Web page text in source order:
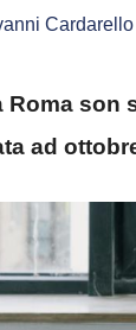
Cardarello
Roma
ad